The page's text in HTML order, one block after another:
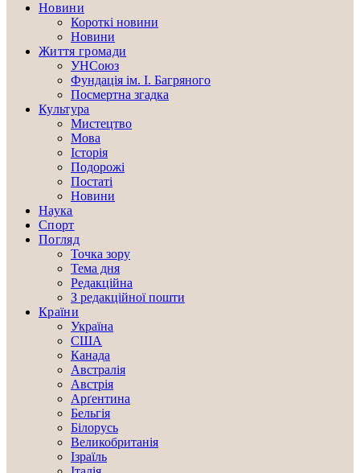
Новини
Короткі новини
Новини
Життя громади
УНСоюз
Фундація ім. І. Багряного
Посмертна згадка
Культура
Мистецтво
Мова
Історія
Подорожі
Постаті
Новини
Наука
Спорт
Погляд
Точка зору
Тема дня
Редакційна
З редакційної пошти
Країни
Україна
США
Канада
Австралія
Австрія
Арґентина
Бельгія
Білорусь
Великобританія
Ізраїль